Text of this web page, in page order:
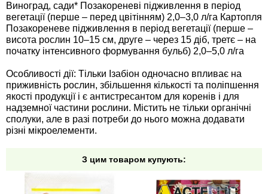
Виноград, сади* Позакореневі підживлення в період
вегетації (перше – перед цвітінням) 2,0–3,0 л/га Картопля
Позакореневе підживлення в період вегетації (перше –
висота рослин 10–15 см, друге – через 15 діб, третє – на
початку інтенсивного формування бульб) 2,0–5,0 л/га
Особливості дії: Тільки Ізабіон одночасно впливає на
приживність рослин, збільшення кількості та поліпшення
якості продукції і є антистресантом для коренів і для
надземної частини рослини. Містить не тільки органічні
сполуки, але в разі потреби до нього можна додавати
різні мікроелементи.
З цим товаром купують: